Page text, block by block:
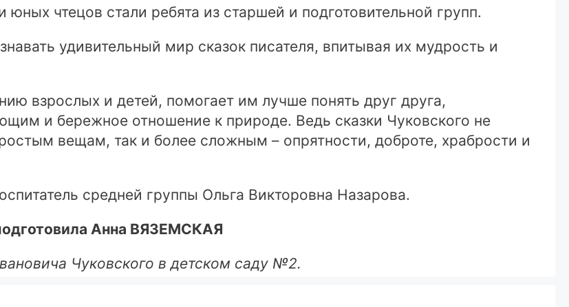
чтецов стали ребята из старшей и подготовительной групп.
удивительный мир сказок писателя, впитывая их мудрость и
взрослых и детей, помогает им лучше понять друг друга,
и бережное отношение к природе. Ведь сказки Чуковского не
вещам, так и более сложным – опрятности, доброте, храбрости и
средней группы Ольга Викторовна Назарова.
Анна ВЯЗЕМСКАЯ
Чуковского в детском саду №2.